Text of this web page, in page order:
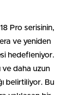
Pro serisinin,
ve yeniden
hedefleniyor.
ve daha uzun
belirtiliyor. Bu